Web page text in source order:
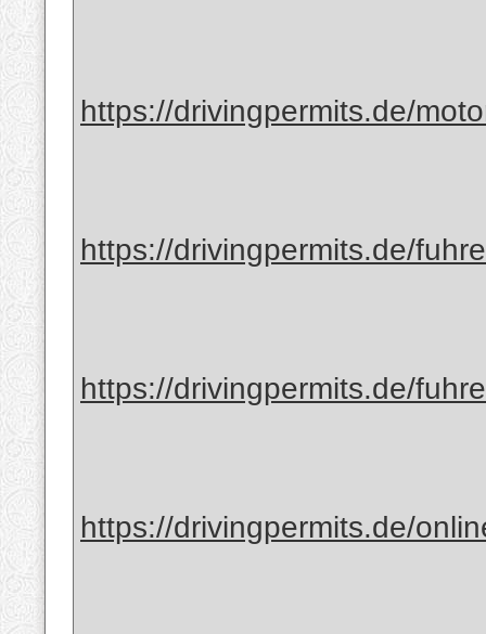
https://drivingpermits.de/
https://drivingpermits.de/
https://drivingpermits.de/
https://drivingpermits.de/